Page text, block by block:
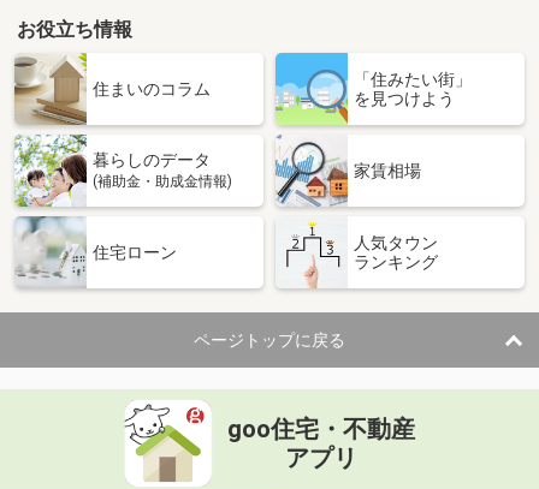
お役立ち情報
住まいのコラム
「住みたい街」
を見つけよう
暮らしのデータ
(補助金・助成金情報)
家賃相場
住宅ローン
人気タウン
ランキング
ページトップに戻る
goo住宅・不動産
アプリ